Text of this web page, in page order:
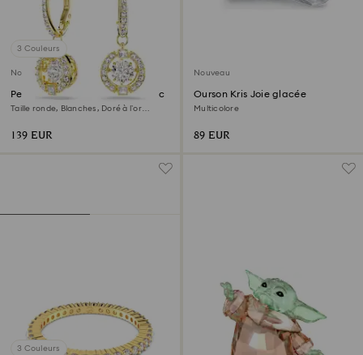
3 Couleurs
Nouveau
Pendants d'oreilles Una Angelic
Taille ronde, Blanches, Doré à l’or
139 EUR
Nouveau
Ourson Kris Joie glacée
Multicolore
89 EUR
3 Couleurs